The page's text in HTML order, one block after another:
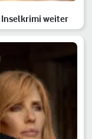
Inselkrimi weiter